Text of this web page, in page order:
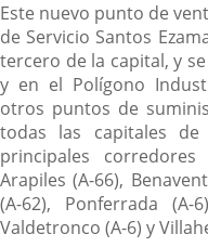
Este nuevo punto de
de Servicio Santos
tercero de la capital, y
y en el Polígono
otros puntos de
todas las capitales
principales
Arapiles (A-66),
(A-62), Ponferrada (A-
Valdetronco (A-6) y